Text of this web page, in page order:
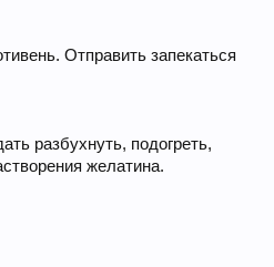
Отправить запекаться
разбухнуть, подогреть,
желатина.